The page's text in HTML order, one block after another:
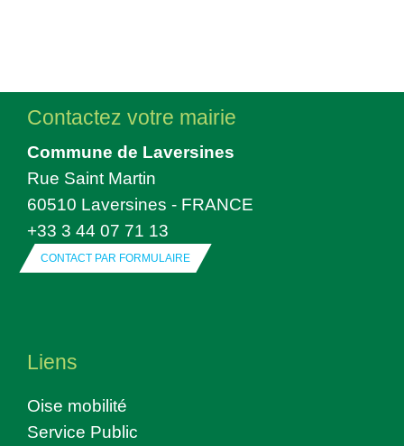
Contactez votre mairie
Commune de Laversines
Rue Saint Martin
60510 Laversines - FRANCE
+33 3 44 07 71 13
CONTACT PAR FORMULAIRE
Liens
Oise mobilité
Service Public